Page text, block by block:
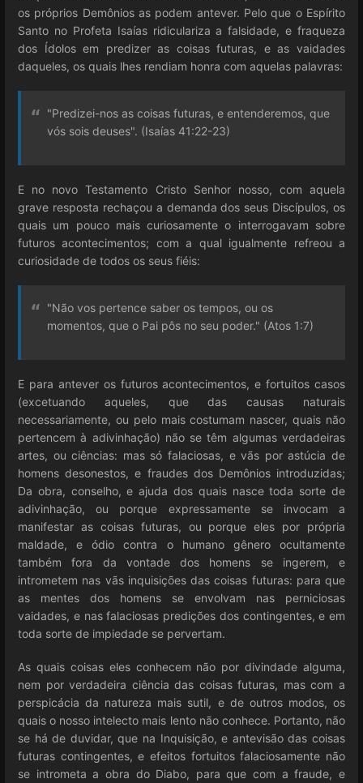
os próprios Demônios as podem antever. Pelo que o Espírito
Santo no Profeta Isaías ridiculariza a falsidade, e fraqueza
dos Ídolos em predizer as coisas futuras, e as vaidades
daqueles, os quais lhes rendiam honra com aquelas palavras:
"Predizei-nos as coisas futuras, e entenderemos, que
vós sois deuses". (Isaías 41:22-23)
E no novo Testamento Cristo Senhor nosso, com aquela
grave resposta rechaçou a demanda dos seus Discípulos, os
quais um pouco mais curiosamente o interrogavam sobre
futuros acontecimentos; com a qual igualmente refreou a
curiosidade de todos os seus fiéis:
"Não vos pertence saber os tempos, ou os
momentos, que o Pai pôs no seu poder." (Atos 1:7)
E para antever os futuros acontecimentos, e fortuitos casos
(excetuando aqueles, que das causas naturais
necessariamente, ou pelo mais costumam nascer, quais não
pertencem à adivinhação) não se têm algumas verdadeiras
artes, ou ciências: mas só falaciosas, e vãs por astúcia de
homens desonestos, e fraudes dos Demônios introduzidas;
Da obra, conselho, e ajuda dos quais nasce toda sorte de
adivinhação, ou porque expressamente se invocam a
manifestar as coisas futuras, ou porque eles por própria
maldade, e ódio contra o humano gênero ocultamente
também fora da vontade dos homens se ingerem, e
intrometem nas vãs inquisições das coisas futuras: para que
as mentes dos homens se envolvam nas perniciosas
vaidades, e nas falaciosas predições dos contingentes, e em
toda sorte de impiedade se pervertam.
As quais coisas eles conhecem não por divindade alguma,
nem por verdadeira ciência das coisas futuras, mas com a
perspicácia da natureza mais sutil, e de outros modos, os
quais o nosso intelecto mais lento não conhece. Portanto, não
se há de duvidar, que na Inquisição, e antevisão das coisas
futuras contingentes, e efeitos fortuitos falaciosamente não
se intrometa a obra do Diabo, para que com a fraude, e